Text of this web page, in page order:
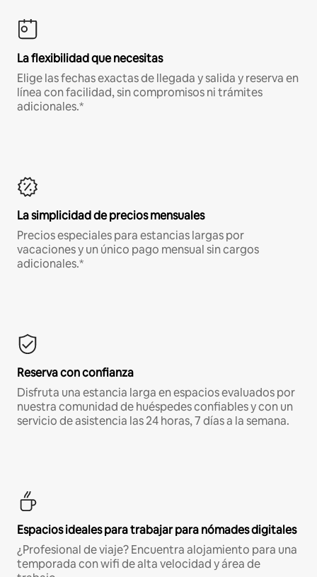
La flexibilidad que necesitas
Elige las fechas exactas de llegada y salida y reserva en
línea con facilidad, sin compromisos ni trámites
adicionales.*
La simplicidad de precios mensuales
Precios especiales para estancias largas por
vacaciones y un único pago mensual sin cargos
adicionales.*
Reserva con confianza
Disfruta una estancia larga en espacios evaluados por
nuestra comunidad de huéspedes confiables y con un
servicio de asistencia las 24 horas, 7 días a la semana.
Espacios ideales para trabajar para nómades digitales
¿Profesional de viaje? Encuentra alojamiento para una
temporada con wifi de alta velocidad y área de